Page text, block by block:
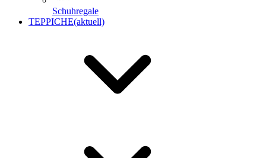
Schuhregale
TEPPICHE(aktuell)